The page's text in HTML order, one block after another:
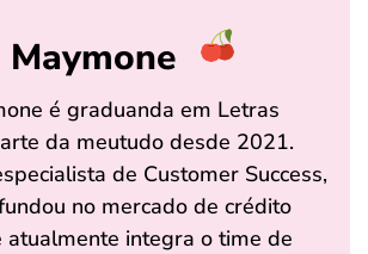
é graduanda em Letras
da meutudo desde 2021.
de Customer Success,
no mercado de crédito
atualmente integra o time de